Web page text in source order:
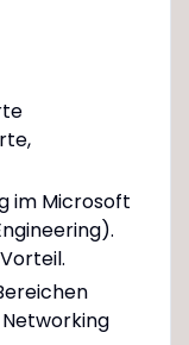
im Microsoft